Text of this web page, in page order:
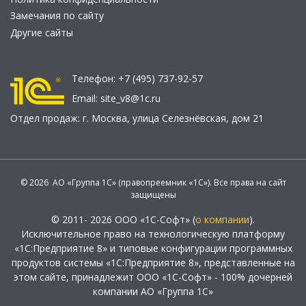
Замечания по сайту
Другие сайты
Телефон: +7 (495) 737-92-57
Email: site_v8@1c.ru
Отдел продаж: г. Москва, улица Селезнёвская, дом 21
© 2026 АО «Группа 1С» (правопреемник «1С»). Все права на сайт
защищены
© 2011- 2026 ООО «1С-Софт» (о компании).
Исключительное право на технологическую платформу
«1С:Предприятие 8» и типовые конфигурации программных
продуктов системы «1С:Предприятие 8», представленные на
этом сайте, принадлежит ООО «1С-Софт» - 100% дочерней
компании АО «Группа 1С»